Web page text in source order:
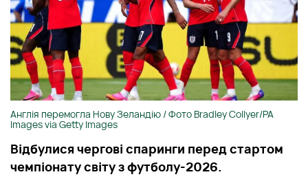
Англія перемогла Нову Зеландію / Фото Bradley Collyer/PA
Images via Getty Images
Відбулися чергові спаринги перед стартом
чемпіонату світу з футболу-2026.